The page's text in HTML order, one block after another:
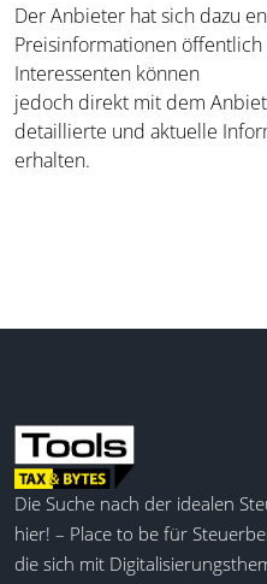
Der Anbieter hat sich dazu
Preisinformationen öffentlich
Interessenten können
jedoch direkt mit dem
detaillierte und aktuelle
erhalten.
Die Suche nach der idealen
hier! – Place to be für
die sich mit